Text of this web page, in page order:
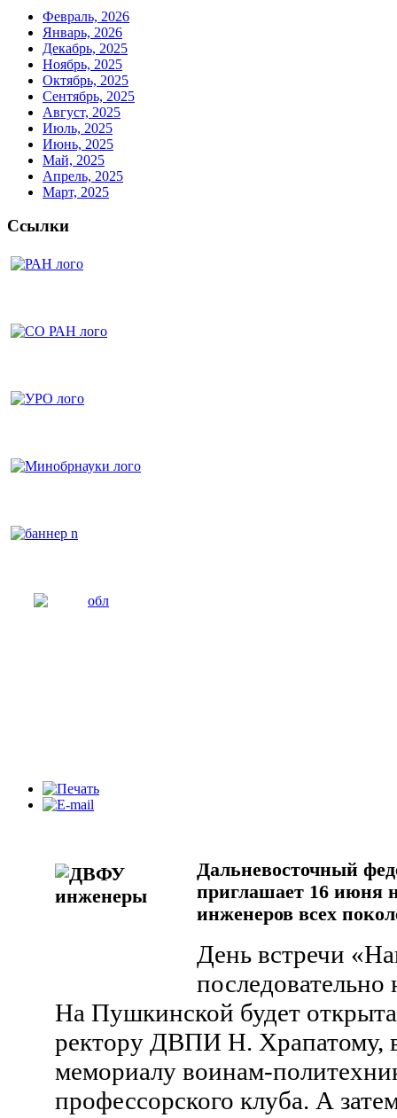
Февраль, 2026
Январь, 2026
Декабрь, 2025
Ноябрь, 2025
Октябрь, 2025
Сентябрь, 2025
Август, 2025
Июль, 2025
Июнь, 2025
Май, 2025
Апрель, 2025
Март, 2025
Ссылки
Дальневосточный
приглашает 16 июня
инженеров всех
День встречи
На Пушкинской будет
ректору ДВПИ Н. Храпатому,
мемориалу воинам-
профессорского клуба. А